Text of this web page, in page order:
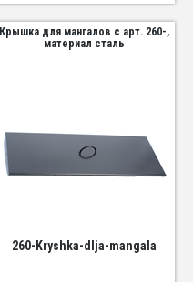
Крышка для мангалов с арт. 260-,
материал сталь
260-Kryshka-dlja-mangala